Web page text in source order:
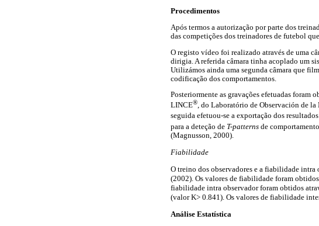
Procedimentos
Após termos a autorização por parte dos
das competições dos treinadores de futebol
O registo vídeo foi realizado através de uma
dirigia. A referida câmara tinha acoplado um
Utilizámos ainda uma segunda câmara que
codificação dos comportamentos.
Posteriormente as gravações efetuadas foram
LINCE®, do Laboratório de Observación de
seguida efetuou-se a exportação dos
para a deteção de T-patterns de
(Magnusson, 2000).
Fiabilidade
O treino dos observadores e a fiabilidade
(2002). Os valores de fiabilidade foram
fiabilidade intra observador foram obtidos
(valor K> 0.841). Os valores de fiabilidade
Análise Estatística